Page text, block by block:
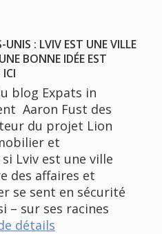
: LVIV EST UNE VILLE
BONNE IDÉE EST
ICI
blog Expats in
Aaron Fust des
du projet Lion
et
Lviv est une ville
des affaires et
se sent en sécurité
– sur ses racines
détails